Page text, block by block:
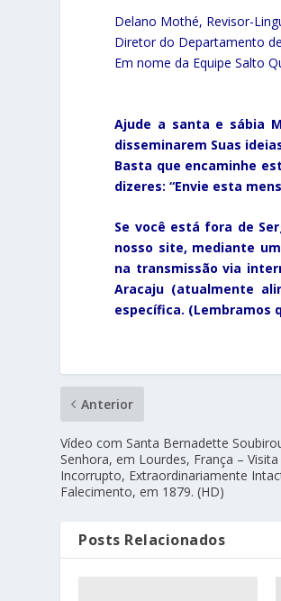
Delano Mothé, Revisor-
Diretor do Departamento
Em nome da Equipe Salto
Ajude a santa e sábia
disseminarem Suas
Basta que encaminhe
dizeres: “Envie esta
Se você está fora de
nosso site, mediante
na transmissão via
Aracaju (atualmente
específica. (Lembramos
Anterior
Vídeo com Santa Bernadette
Senhora, em Lourdes, França –
Incorrupto, Extraordinariamente
Falecimento, em 1879. (HD)
Posts Relacionados